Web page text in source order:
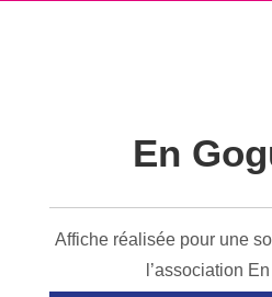
En
Affiche réalisée pour une
l’association